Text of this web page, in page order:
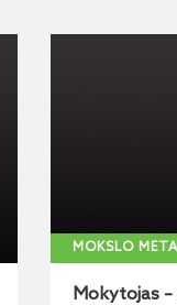
MOKSLO
Mokytojas